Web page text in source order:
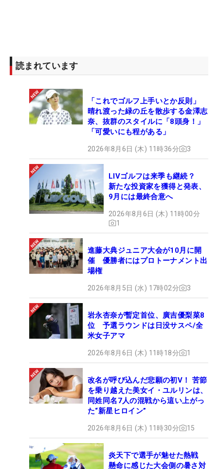
読まれています
「これでゴルフ上手いとか反則」
晴れ渡った緑の丘を散歩する金澤志
奈、抜群のスタイルに「8頭身！」
「可愛いにも程がある」
2026年8月6日 (木) 11時36分 3
LIVゴルフは来季も継続？
新たな投資家を獲得と発表、
9月には最終合意へ
2026年8月6日 (木) 11時00分
1
進藤大典ジュニア大会が10月に開
催 優勝者にはプロトーナメント出
場権
2026年8月5日 (水) 17時02分 3
岩永杏奈が暫定首位、廣吉優梨菜8
位 予選ラウンドは日没サスペ/全
米女子アマ
2026年8月6日 (木) 11時18分 1
改名が呼び込んだ悲願の初V！ 苦節
を乗り越えた美女イ・ユルリンは、
同姓同名7人の混戦から這い上がっ
た“新星ヒロイン”
2026年8月6日 (木) 11時30分 15
炎天下で選手が魅せた熱戦
懸命に感じた大会側の暑さ対